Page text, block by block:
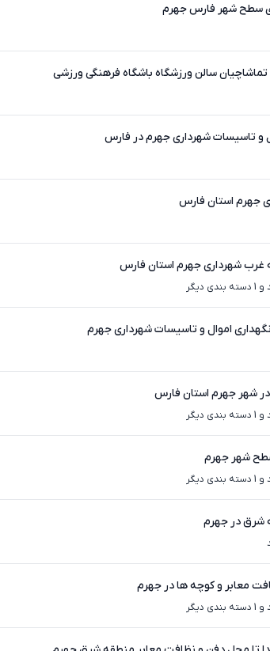
سطح شهر فارس جهرم
سالن ورزشگاه باشگاه فرهنگی ورزشی
و تاسیسات شهرداری جهرم در فارس
جهرم استان فارس
شهرداری جهرم استان فارس
اموال و تاسیسات شهرداری جهرم
شهر جهرم استان فارس
شهر جهرم
شرق در جهرم
معابر و کوچه ها در جهرم